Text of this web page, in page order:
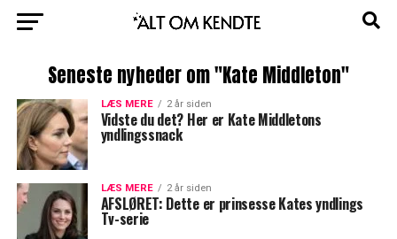
Seneste nyheder om "Kate Middleton"
LÆS MERE 2 år siden
Vidste du det? Her er Kate Middletons
yndlingssnack
LÆS MERE 2 år siden
AFSLØRET: Dette er prinsesse Kates yndlings
Tv-serie